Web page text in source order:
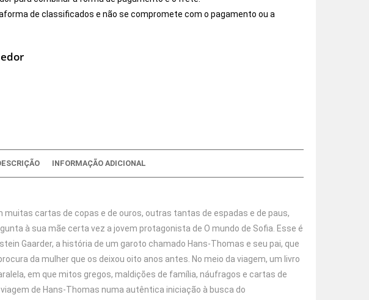
de classificados e não se compromete com o pagamento ou a
INFORMAÇÃO ADICIONAL
muitas cartas de copas e de ouros, outras tantas de espadas e de paus,
à sua mãe certa vez a jovem protagonista de O mundo de Sofia. Esse é
Gaarder, a história de um garoto chamado Hans-Thomas e seu pai, que
da mulher que os deixou oito anos antes. No meio da viagem, um livro
em que mitos gregos, maldições de família, náufragos e cartas de
de Hans-Thomas numa autêntica iniciação à busca do